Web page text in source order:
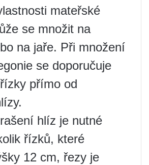
mateřské
se množit na
na jaře. Při množení
se doporučuje
přímo od
hlíz je nutné
řízků, které
12 cm, řezy je